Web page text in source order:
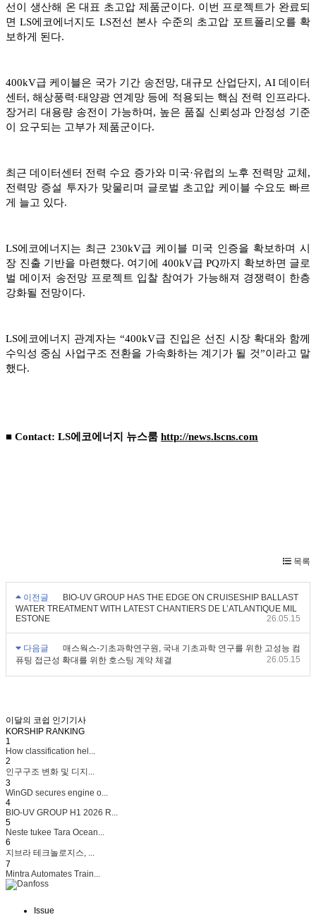
선이 생산해 온 대표 초고압 제품군이다. 이번 프로젝트가 완료되
면 LS에코에너지도 LS전선 본사 수준의 초고압 포트폴리오를 확
보하게 된다.
400kV급 케이블은 국가 기간 송전망, 대규모 산업단지, AI 데이터
센터, 해상풍력·태양광 연계망 등에 적용되는 핵심 전력 인프라다.
장거리 대용량 송전이 가능하며, 높은 품질 신뢰성과 안정성 기준
이 요구되는 고부가 제품군이다.
최근 데이터센터 전력 수요 증가와 미국·유럽의 노후 전력망 교체,
전력망 증설 투자가 맞물리며 글로벌 초고압 케이블 수요도 빠르
게 늘고 있다.
LS에코에너지는 최근 230kV급 케이블 미국 인증을 확보하며 시
장 진출 기반을 마련했다. 여기에 400kV급 PQ까지 확보하면 글로
벌 메이저 송전망 프로젝트 입찰 참여가 가능해져 경쟁력이 한층
강화될 전망이다.
LS에코에너지 관계자는 “400kV급 진입은 선진 시장 확대와 함께
수익성 중심 사업구조 전환을 가속화하는 계기가 될 것”이라고 말
했다.
■ Contact: LS에코에너지 뉴스룸 http://news.lscns.com
목록
이전글
BIO-UV GROUP HAS THE EDGE ON CRUISESHIP BALLAST
WATER TREATMENT WITH LATEST CHANTIERS DE L’ATLANTIQUE MIL
ESTONE
26.05.15
다음글
매스웍스-기초과학연구원, 국내 기초과학 연구를 위한 고성능 컴
퓨팅 접근성 확대를 위한 호스팅 계약 체결
26.05.15
이달의 코쉽 인기기사
KORSHIP RANKING
1
How classification hel...
2
인구구조 변화 및 디지...
3
WinGD secures engine o...
4
BIO-UV GROUP H1 2026 R...
5
Neste tukee Tara Ocean...
6
지브라 테크놀로지스, ...
7
Mintra Automates Train...
Issue